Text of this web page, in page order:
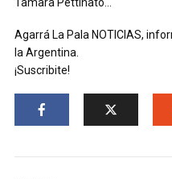
Agarrá La Pala NOTICIAS,
la Argentina.
¡Suscribite!